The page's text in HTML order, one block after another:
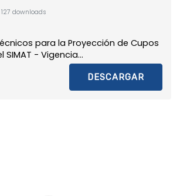
127 downloads
para la Proyección de Cupos
SIMAT - Vigencia...
DESCARGAR